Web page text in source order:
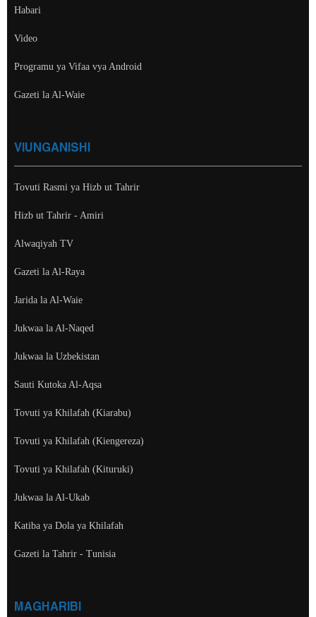
Habari
Video
Programu ya Vifaa vya Android
Gazeti la Al-Waie
VIUNGANISHI
Tovuti Rasmi ya Hizb ut Tahrir
Hizb ut Tahrir - Amiri
Alwaqiyah TV
Gazeti la Al-Raya
Jarida la Al-Waie
Jukwaa la Al-Naqed
Jukwaa la Uzbekistan
Sauti Kutoka Al-Aqsa
Tovuti ya Khilafah (Kiarabu)
Tovuti ya Khilafah (Kiengereza)
Tovuti ya Khilafah (Kituruki)
Jukwaa la Al-Ukab
Katiba ya Dola ya Khilafah
Gazeti la Tahrir - Tunisia
MAGHARIBI